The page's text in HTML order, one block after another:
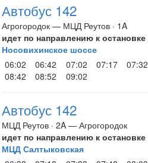
Автобус 142
Агрогородок — МЦД Реутов · 1A
идет по направлению к остановке
Носовихинское шоссе
06:02
06:42 07:02 07:17 07:32
08:42
08:52 09:02
Автобус 142
МЦД Реутов · 2A — Агрогородок
идет по направлению к остановке
МЦД Салтыковская